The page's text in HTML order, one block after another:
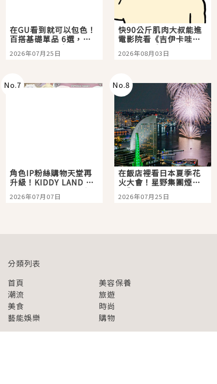
在GU看到就可以包色！
百搭基礎單品 6選，閉
眼全收也不心疼
2026年07月25日
快90公斤肌肉大叔能進
電影院看《吉伊卡哇》
嗎？日本重金屬樂團
「打首」會長與nagano
2026年08月03日
No.7
角色IP粉絲購物天堂再
升級！KIDDY LAND 原
宿店吉伊卡哇迎客，新
開幕 OMOKADO 店3分
2026年07月07日
No.8
在飯店裡看日本夏季花
火大會！星野集團煙火
景觀飯店6選，讓你不用
人擠人悠閒欣賞
2026年07月25日
分類列表
首頁
美容保養
潮流
旅遊
美食
時尚
藝能娛樂
購物